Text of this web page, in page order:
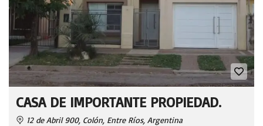
CASA DE IMPORTANTE PROPIEDAD.
12 de Abril 900, Colón, Entre Ríos, Argentina